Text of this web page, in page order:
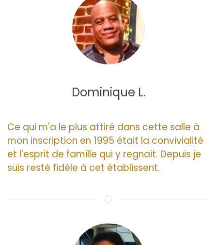
Dominique L.
Ce qui m'a le plus attiré dans cette salle à
mon inscription en 1995 était la convivialité
et l'esprit de famille qui y regnait. Depuis je
suis resté fidèle à cet établissent.